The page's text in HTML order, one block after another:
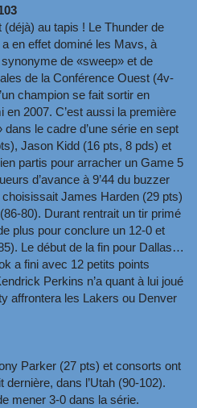
au tapis ! Le Thunder de
en effet dominé les Mavs, à
de «sweep» et de
de la Conférence Ouest (4v-
champion se fait sortir en
2007. C’est aussi la première
le cadre d’une série en sept
Jason Kidd (16 pts, 8 pds) et
partis pour arracher un Game 5
d’avance à 9’44 du buzzer
James Harden (29 pts)
80). Durant rentrait un tir primé
plus pour conclure un 12-0 et
Le début de la fin pour Dallas…
a fini avec 12 petits points
Perkins n’a quant à lui joué
affrontera les Lakers ou Denver
Parker (27 pts) et consorts ont
dans l’Utah (90-102).
mener 3-0 dans la série.